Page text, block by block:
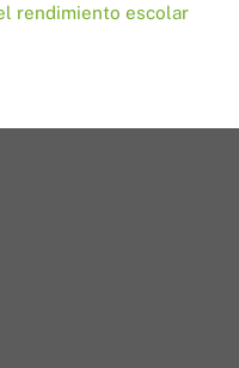
rendimiento escolar